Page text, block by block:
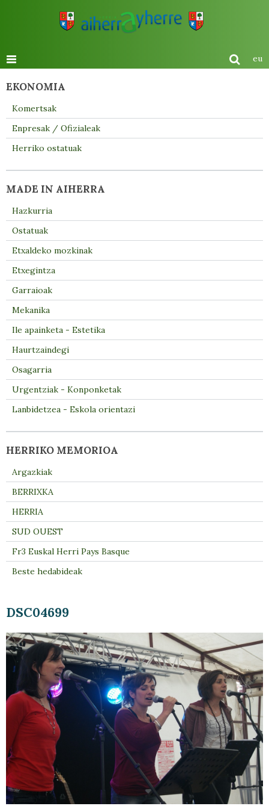
eu
DSC04699
EKONOMIA
Komertsak
Enpresak / Ofizialeak
Herriko ostatuak
MADE IN AIHERRA
Hazkurria
Ostatuak
Etxaldeko mozkinak
Etxegintza
Garraioak
Mekanika
Ile apainketa - Estetika
Haurtzaindegi
Osagarria
Urgentziak - Konponketak
Lanbidetzea - Eskola orientazi
HERRIKO MEMORIOA
Argazkiak
BERRIXKA
HERRIA
SUD OUEST
Fr3 Euskal Herri Pays Basque
Beste hedabideak